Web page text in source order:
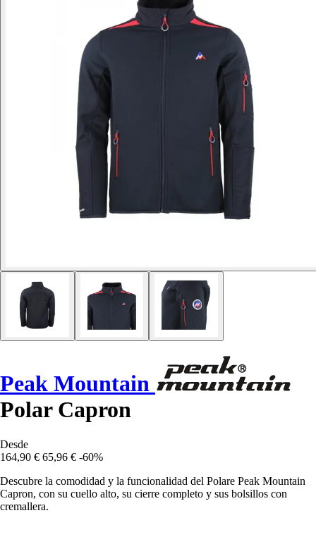
Peak Mountain
Polar Capron
Desde
164,90 € 65,96 € -60%
Descubre la comodidad y la funcionalidad del Polare Peak Mountain
Capron, con su cuello alto, su cierre completo y sus bolsillos con
cremallera.